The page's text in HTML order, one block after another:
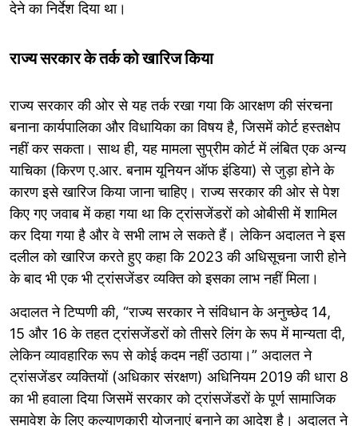
देने का निर्देश दिया था।
राज्य सरकार के तर्क को खारिज किया
राज्य सरकार की ओर से यह तर्क रखा गया कि आरक्षण की संरचना
बनाना कार्यपालिका और विधायिका का विषय है, जिसमें कोर्ट हस्तक्षेप
नहीं कर सकता। साथ ही, यह मामला सुप्रीम कोर्ट में लंबित एक अन्य
याचिका (किरण ए.आर. बनाम यूनियन ऑफ इंडिया) से जुड़ा होने के
कारण इसे खारिज किया जाना चाहिए। राज्य सरकार की ओर से पेश
किए गए जवाब में कहा गया था कि ट्रांसजेंडरों को ओबीसी में शामिल
कर दिया गया है और वे सभी लाभ ले सकते हैं। लेकिन अदालत ने इस
दलील को खारिज करते हुए कहा कि 2023 की अधिसूचना जारी होने
के बाद भी एक भी ट्रांसजेंडर व्यक्ति को इसका लाभ नहीं मिला।
अदालत ने टिप्पणी की, “राज्य सरकार ने संविधान के अनुच्छेद 14,
15 और 16 के तहत ट्रांसजेंडरों को तीसरे लिंग के रूप में मान्यता दी,
लेकिन व्यावहारिक रूप से कोई कदम नहीं उठाया।” अदालत ने
ट्रांसजेंडर व्यक्तियों (अधिकार संरक्षण) अधिनियम 2019 की धारा 8
का भी हवाला दिया जिसमें सरकार को ट्रांसजेंडरों के पूर्ण सामाजिक
समावेश के लिए कल्याणकारी योजनाएं बनाने का आदेश है। अदालत ने